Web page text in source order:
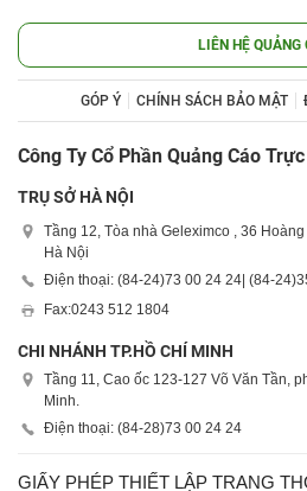
LIÊN HỆ QUẢNG
GÓP Ý CHÍNH SÁCH BẢO MẬT
Công Ty Cổ Phần Quảng Cáo
TRỤ SỞ HÀ NỘI
Tầng 12, Tòa nhà Geleximco , 36
Hà Nội
Điện thoại: (84-24)73 00 24 24 | (84-24)
Fax:0243 512 1804
CHI NHÁNH TP.HỒ CHÍ MINH
Tầng 11, Cao ốc 123-127 Võ Văn Tần,
Minh.
Điện thoại: (84-28)73 00 24 24
GIẤY PHÉP THIẾT LẬP TRANG